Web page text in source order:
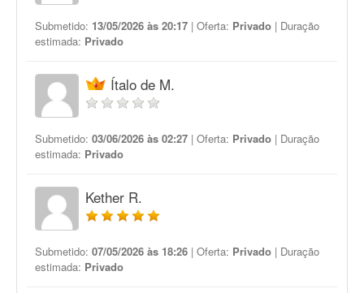
Submetido: 13/05/2026 às 20:17 | Oferta: Privado | Duração
estimada: Privado
Ítalo de M.
Submetido: 03/06/2026 às 02:27 | Oferta: Privado | Duração
estimada: Privado
Kether R.
Submetido: 07/05/2026 às 18:26 | Oferta: Privado | Duração
estimada: Privado